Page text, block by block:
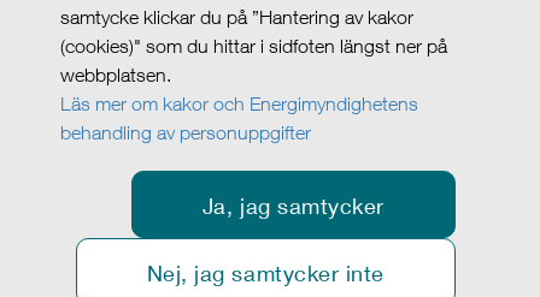
samtycke klickar du på ”Hantering av kakor
(cookies)" som du hittar i sidfoten längst ner på
webbplatsen.
Läs mer om kakor och Energimyndighetens
behandling av personuppgifter
Ja, jag samtycker
Nej, jag samtycker inte